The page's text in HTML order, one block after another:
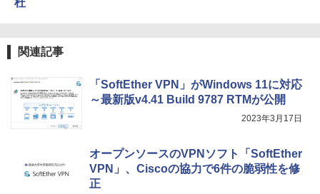
関連記事
「SoftEther VPN」がWindows 11に対応
～最新版v4.41 Build 9787 RTMが公開
2023年3月17日
オープンソースのVPNソフト「SoftEther
VPN」、Ciscoの協力で6件の脆弱性を修
正